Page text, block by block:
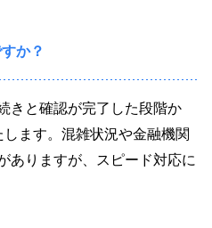
か？
きと確認が完了した段階か
ます。混雑状況や金融機関
ありますが、スピード対応に